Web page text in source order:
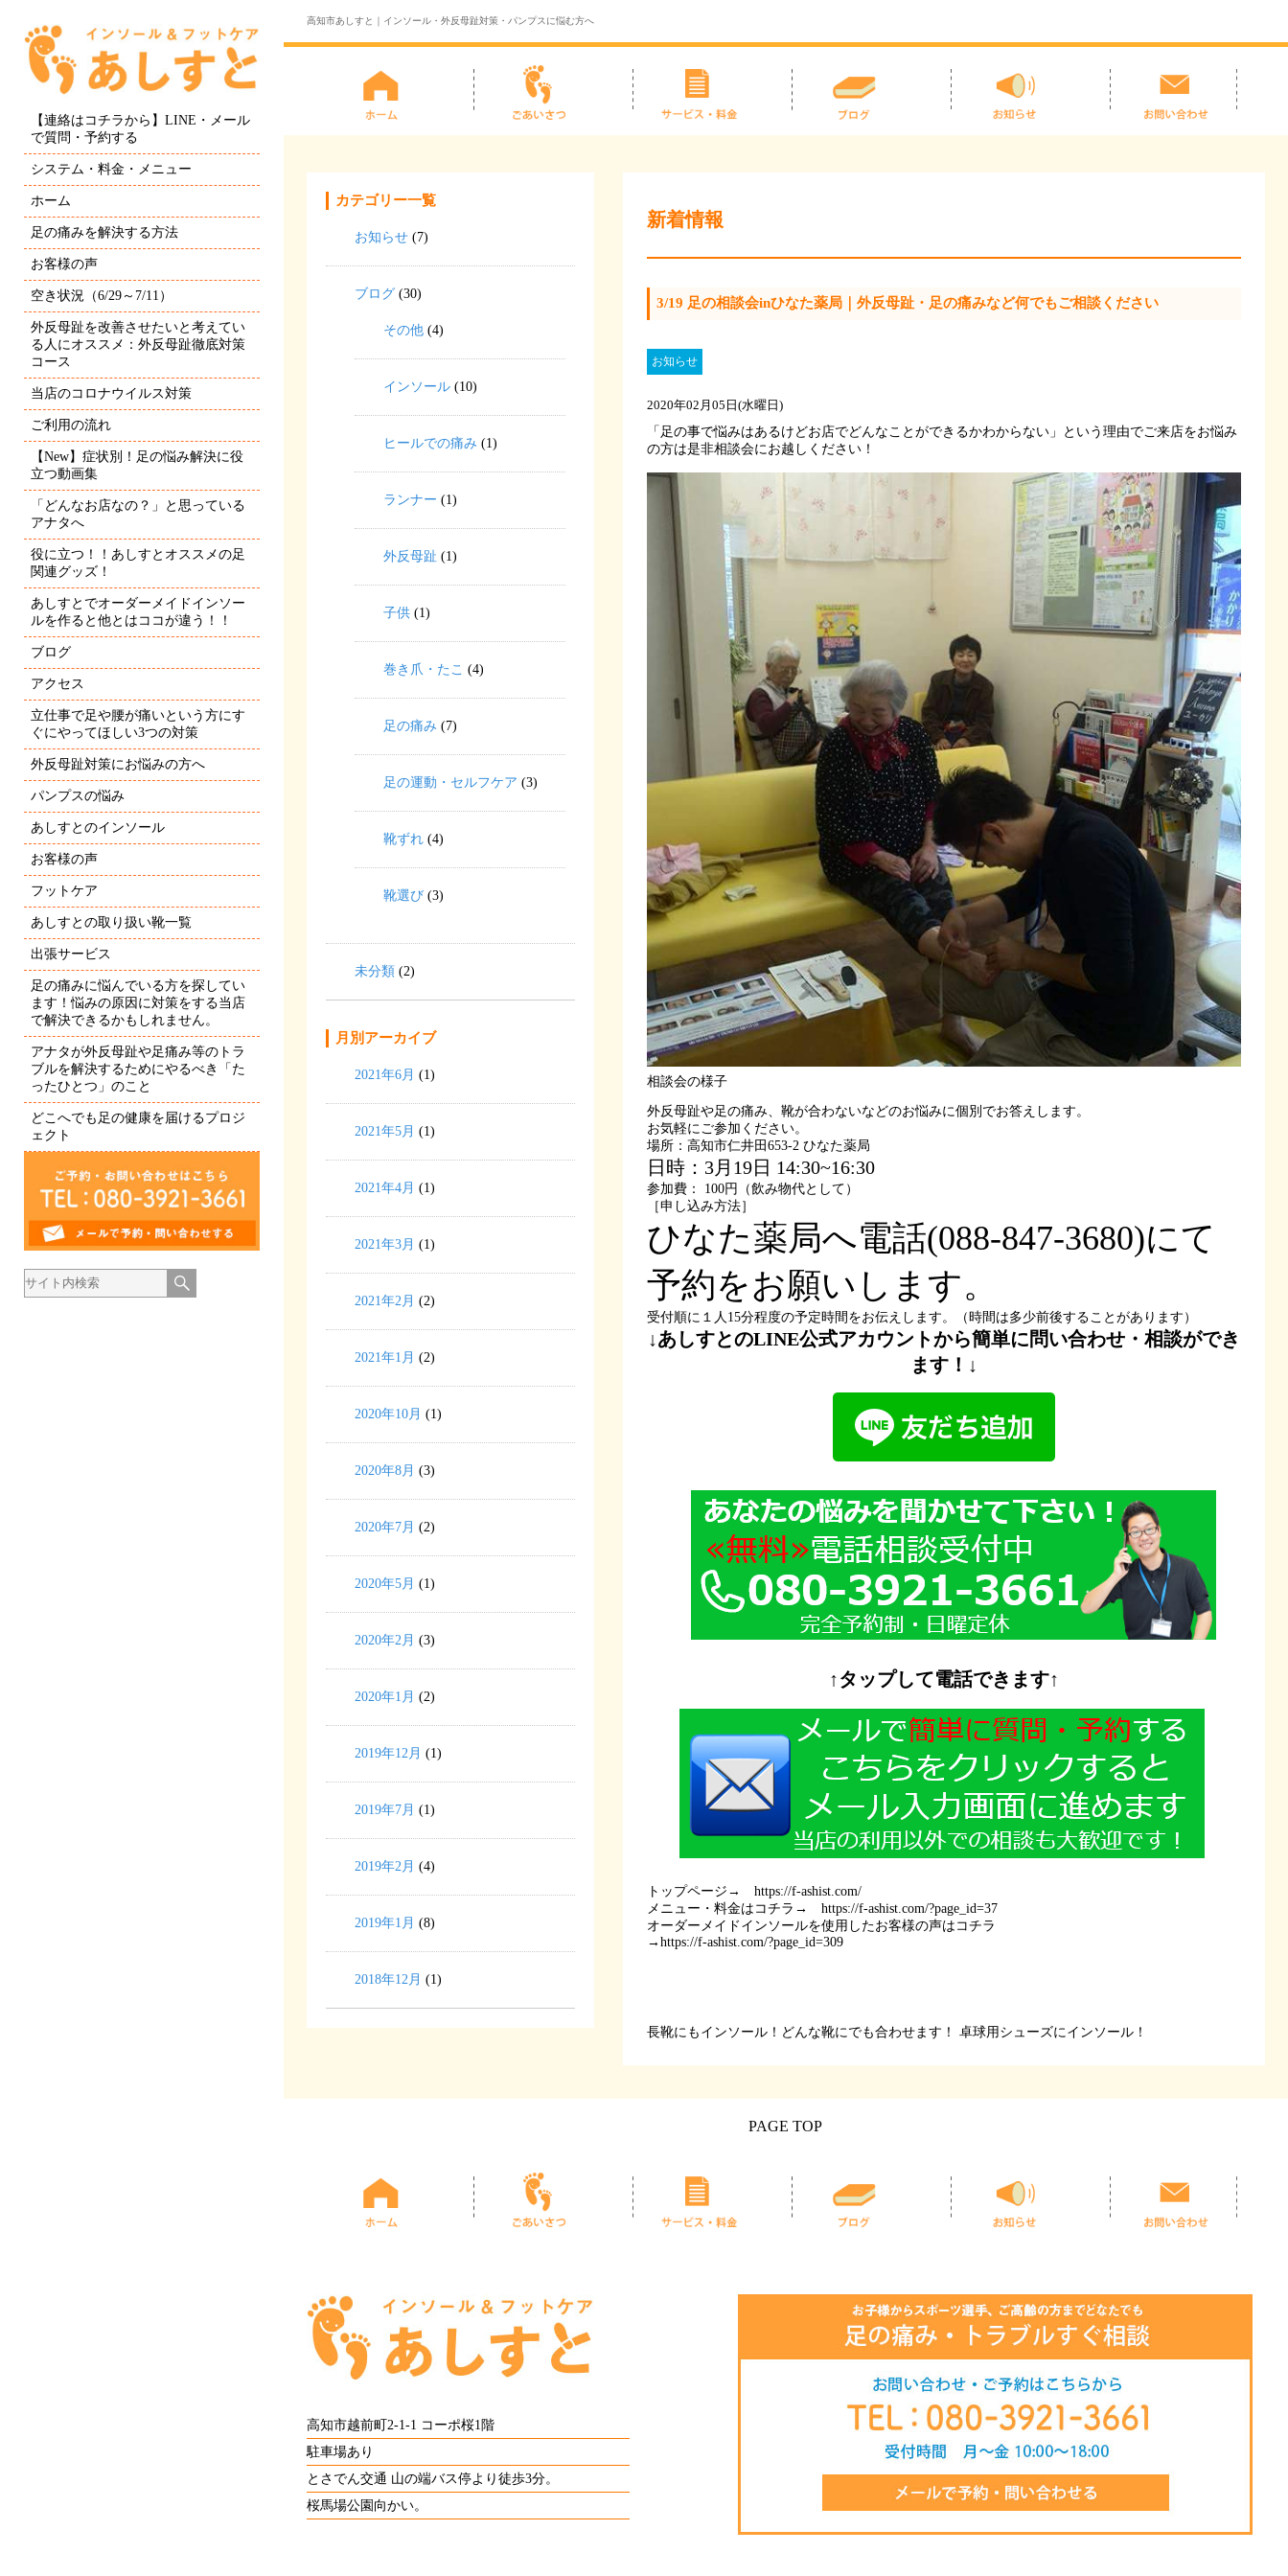
【連絡はコチラから】LINE・メール
で質問・予約する
システム・料金・メニュー
ホーム
足の痛みを解決する方法
お客様の声
空き状況（6/29～7/11）
外反母趾を改善させたいと考えてい
る人にオススメ：外反母趾徹底対策
コース
当店のコロナウイルス対策
ご利用の流れ
【New】症状別！足の悩み解決に役
立つ動画集
「どんなお店なの？」と思っている
アナタへ
役に立つ！！あしすとオススメの足
関連グッズ！
あしすとでオーダーメイドインソー
ルを作ると他とはココが違う！！
ブログ
アクセス
立仕事で足や腰が痛いという方にす
ぐにやってほしい3つの対策
外反母趾対策にお悩みの方へ
パンプスの悩み
あしすとのインソール
お客様の声
フットケア
あしすとの取り扱い靴一覧
出張サービス
足の痛みに悩んでいる方を探してい
ます！悩みの原因に対策をする当店
で解決できるかもしれません。
アナタが外反母趾や足痛み等のトラ
ブルを解決するためにやるべき「た
ったひとつ」のこと
どこへでも足の健康を届けるプロジ
ェクト
高知市あしすと｜インソール・外反母趾対策・パンプスに悩む方へ
新着情報
3/19 足の相談会inひなた薬局｜外反母趾・足の痛みなど何でもご相談ください
お知らせ
2020年02月05日(水曜日)
「足の事で悩みはあるけどお店でどんなことができるかわからない」という理由でご来店をお悩み
の方は是非相談会にお越しください！
相談会の様子
外反母趾や足の痛み、靴が合わないなどのお悩みに個別でお答えします。
お気軽にご参加ください。
場所：高知市仁井田653-2 ひなた薬局
日時：3月19日 14:30~16:30
参加費： 100円（飲み物代として）
［申し込み方法］
ひなた薬局へ電話(088-847-3680)にて
予約をお願いします。
受付順に１人15分程度の予定時間をお伝えします。（時間は多少前後することがあります）
↓あしすとのLINE公式アカウントから簡単に問い合わせ・相談ができ
ます！ ↓
↑タップして電話できます↑
トップページ→ https://f-ashist.com/
メニュー・料金はコチラ→ https://f-ashist.com/?page_id=37
オーダーメイドインソールを使用したお客様の声はコチラ
→ https://f-ashist.com/?page_id=309
長靴にもインソール！どんな靴にでも合わせます！ 卓球用シューズにインソール！
カテゴリー一覧
お知らせ(7)
ブログ(30)
その他(4)
インソール(10)
ヒールでの痛み (1)
ランナー (1)
外反母趾 (1)
子供(1)
巻き爪・たこ (4)
足の痛み (7)
足の運動・セルフケア (3)
靴ずれ(4)
靴選び(3)
未分類 (2)
月別アーカイブ
2021年6月 (1)
2021年5月 (1)
2021年4月 (1)
2021年3月 (1)
2021年2月 (2)
2021年1月 (2)
2020年10月 (1)
2020年8月 (3)
2020年7月 (2)
2020年5月 (1)
2020年2月 (3)
2020年1月 (2)
2019年12月 (1)
2019年7月 (1)
2019年2月 (4)
2019年1月 (8)
2018年12月 (1)
PAGE TOP
高知市越前町2-1-1 コーポ桜1階
駐車場あり
とさでん交通 山の端バス停より徒歩3分。
桜馬場公園向かい。